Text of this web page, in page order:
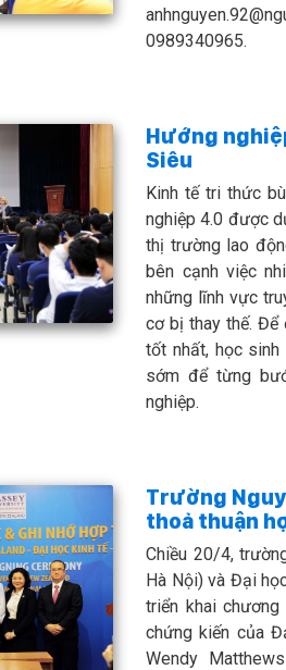
0989340965.
Hướng
Siêu
Kinh tế tri thức
nghiệp 4.0 được
thị trường lao
bên cạnh việc
những lĩnh vực
cơ bị thay thế. Để
tốt nhất, học
sớm để từng
nghiệp.
Trường
thoả thuận
Chiều 20/4,
Hà Nội) và Đại
triển khai
chứng kiến của
Wendy